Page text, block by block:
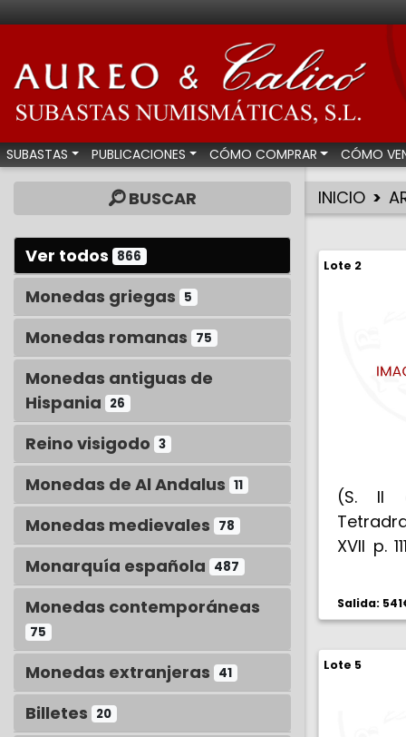
Aureo & Calicó -
SUBASTAS PUBLICACIONES CÓMO COMPRAR CÓMO
BUSCAR
Ver todos 866
Monedas griegas 5
Monedas romanas 75
Monedas antiguas de
Hispania 26
Reino visigodo 3
Monedas de Al Andalus 11
Monedas medievales 78
Monarquía española 487
Monedas contemporáneas
75
Monedas extranjeras 41
Billetes 20
INICIO
Lote 2
(S. II
XVII p.
cabello
Rev:
Salida:
Lote 5